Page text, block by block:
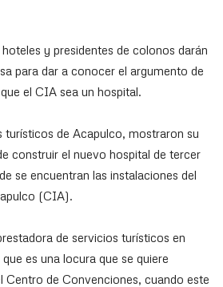
y presidentes de colonos darán
para dar a conocer el argumento de
el CIA sea un hospital.
turísticos de Acapulco, mostraron su
construir el nuevo hospital de tercer
se encuentran las instalaciones del
(CIA).
de servicios turísticos en
es una locura que se quiere
Centro de Convenciones, cuando este